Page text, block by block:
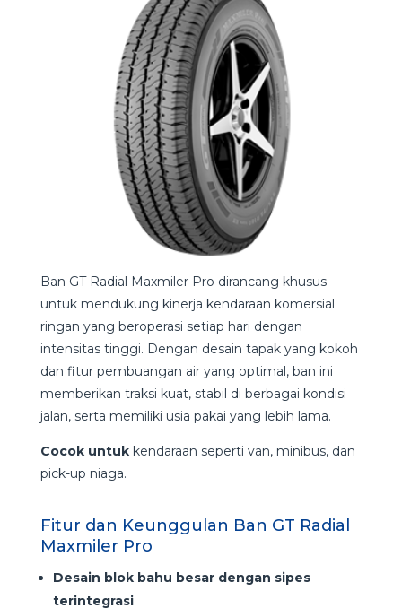
Ban GT Radial Maxmiler Pro dirancang khusus
untuk mendukung kinerja kendaraan komersial
ringan yang beroperasi setiap hari dengan
intensitas tinggi. Dengan desain tapak yang kokoh
dan fitur pembuangan air yang optimal, ban ini
memberikan traksi kuat, stabil di berbagai kondisi
jalan, serta memiliki usia pakai yang lebih lama.
Cocok untuk kendaraan seperti van, minibus, dan
pick-up niaga.
Fitur dan Keunggulan Ban GT Radial
Maxmiler Pro
Desain blok bahu besar dengan sipes
terintegrasi